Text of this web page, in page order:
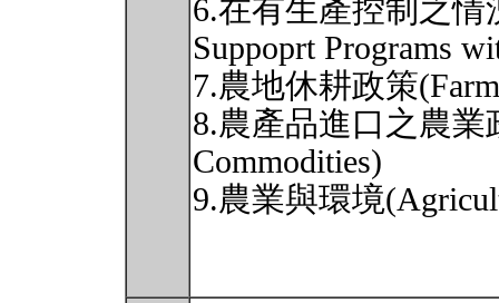
6.在有生產控制之情
Suppoprt Programs
7.農地休耕政策
8.農產品進口之農業
Commodities)
9.農業與環境